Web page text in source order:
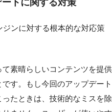
トに関する対策
ンに対する根本的な対応策
素晴らしいコンテンツを提供
す。もし今回のアップデート
たときは、技術的なミスを除